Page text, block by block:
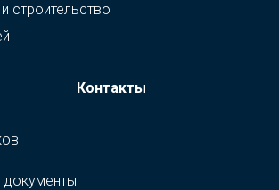
строительство
документы
Контакты